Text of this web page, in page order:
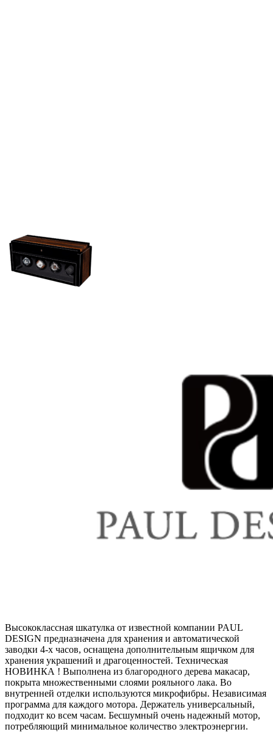
Высококлассная шкатулка от известной компании PAUL
DESIGN предназначена для хранения и автоматической
заводки 4-х часов, оснащена дополнительным ящичком для
хранения украшений и драгоценностей. Техническая
НОВИНКА ! Выполнена из благородного дерева макасар,
покрыта множественными слоями рояльного лака. Во
внутренней отделки используются микрофибры. Независимая
программа для каждого мотора. Держатель универсальный,
подходит ко всем часам. Бесшумный очень надежный мотор,
потребляющий минимальное количество электроэнергии.